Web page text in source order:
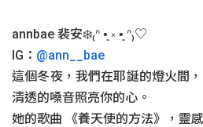
annbae 裴安❄️₍ᐢ •͈ ༝ •͈ ᐢ₎♡
IG： @ann__bae
這個冬夜，我們在耶誕的燈火間
清透的嗓音照亮你的心。
她的歌曲 《養天使的方法》，靈